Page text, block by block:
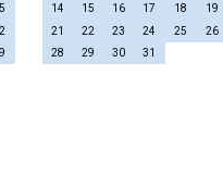
14
15 16 17 18 19
21
22 23 24 25 26
28
29 30 31